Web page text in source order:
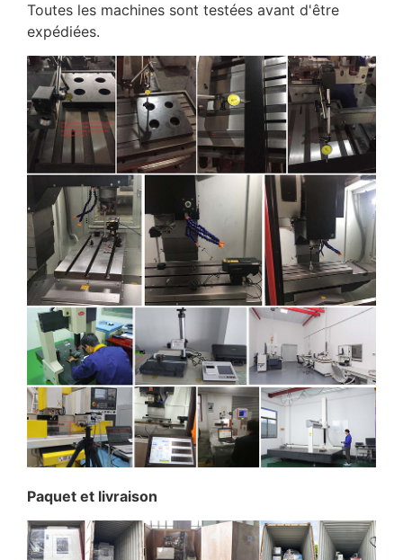
Toutes les machines sont testées avant d'être
expédiées.
Paquet et livraison